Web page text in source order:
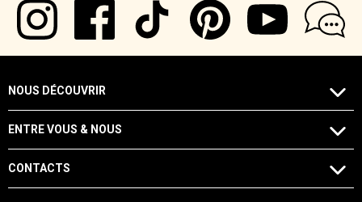
NOUS DÉCOUVRIR
ENTRE VOUS & NOUS
CONTACTS